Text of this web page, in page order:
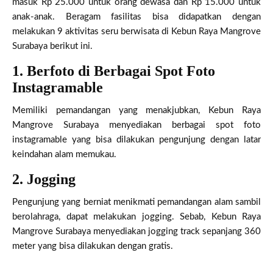
masuk Rp 25.000 untuk orang dewasa dan Rp 15.000 untuk
anak-anak. Beragam fasilitas bisa didapatkan dengan
melakukan 9 aktivitas seru berwisata di Kebun Raya Mangrove
Surabaya berikut ini.
1. Berfoto di Berbagai Spot Foto
Instagramable
Memiliki pemandangan yang menakjubkan, Kebun Raya
Mangrove Surabaya menyediakan berbagai spot foto
instagramable yang bisa dilakukan pengunjung dengan latar
keindahan alam memukau.
2. Jogging
Pengunjung yang berniat menikmati pemandangan alam sambil
berolahraga, dapat melakukan jogging. Sebab, Kebun Raya
Mangrove Surabaya menyediakan jogging track sepanjang 360
meter yang bisa dilakukan dengan gratis.